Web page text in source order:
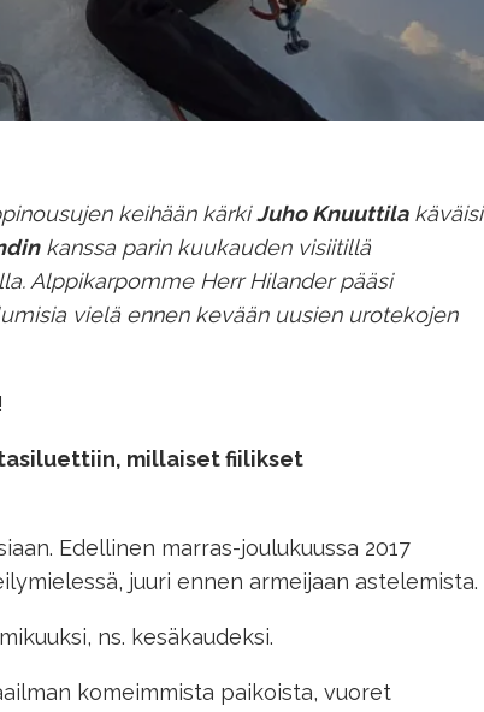
keihään kärkiJuho Knuuttilakäväisi
kanssa parin kuukauden visiitillä
Alppikarpomme Herr Hilander pääsi
vielä ennen kevään uusien urotekojen
millaiset fiilikset
Edellinen marras-joulukuussa 2017
juuri ennen armeijaan astelemista.
ns. kesäkaudeksi.
komeimmista paikoista, vuoret